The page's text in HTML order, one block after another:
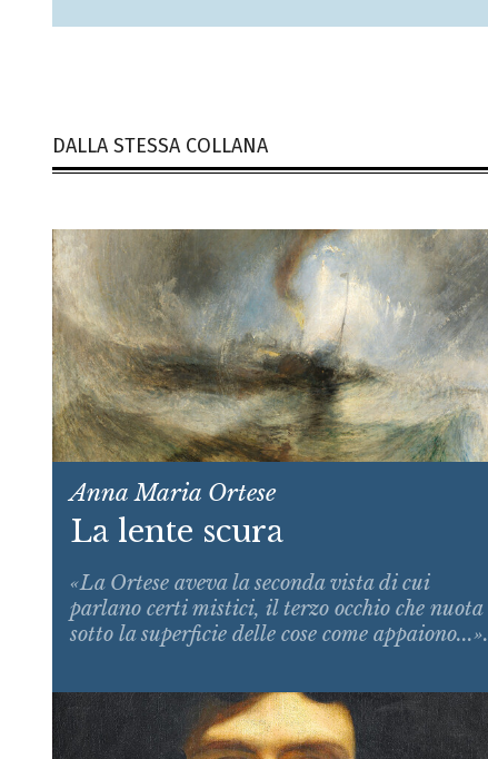
DALLA STESSA COLLANA
Anna Maria Ortese
La lente scura
«La Ortese aveva la seconda vista di cui
parlano certi mistici, il terzo occhio che nuota
sotto la superficie delle cose come appaiono...».